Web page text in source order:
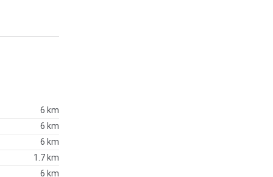
6 km
6 km
6 km
1.7 km
6 km